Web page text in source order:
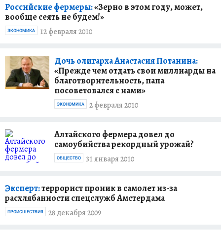
Российские фермеры:«Зерно в этом году, может,
вообще сеять не будем!»
12 февраля 2010
ЭКОНОМИКА
Дочь олигарха Анастасия Потанина:
«Прежде чем отдать свои миллиарды на
благотворительность, папа
посоветовался с нами»
2 февраля 2010
ЭКОНОМИКА
Алтайского фермера довел до
самоубийства рекордный урожай?
31 января 2010
ОБЩЕСТВО
Эксперт:террорист проник в самолет из-за
расхлябанности спецслужб Амстердама
28 декабря 2009
ПРОИСШЕСТВИЯ